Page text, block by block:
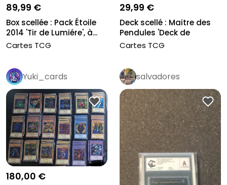
89,99 €
Box scellée : Pack Étoile
2014 'Tir de Lumiére', à...
Cartes TCG
29,99 €
Deck scellé : Maitre des
Pendules 'Deck de
Structu...
Cartes TCG
Yuki_cards
180,00 €
salvadores